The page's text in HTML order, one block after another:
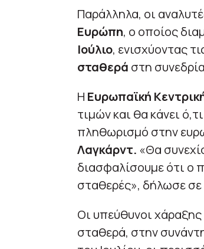
Παράλληλα, οι
Ευρώπη, ο οποίος
Ιούλιο, ενισχύοντας
σταθερά στη
Η Ευρωπαϊκή
τιμών και θα κάνει
πληθωρισμό στην
Λαγκάρντ. «Θα
διασφαλίσουμε ότι ο
σταθερές», δήλωσε σε
Οι υπεύθυνοι χάραξης
σταθερά, στην